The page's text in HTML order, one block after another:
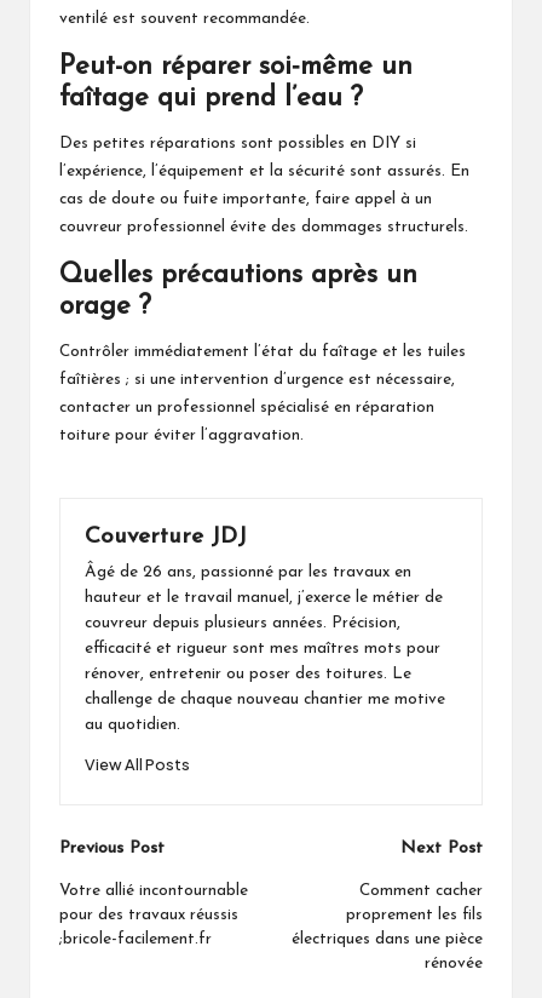
ventilé est souvent recommandée.
Peut-on réparer soi‑même un
faîtage qui prend l’eau ?
Des petites réparations sont possibles en DIY si
l’expérience, l’équipement et la sécurité sont assurés. En
cas de doute ou fuite importante, faire appel à un
couvreur professionnel évite des dommages structurels.
Quelles précautions après un
orage ?
Contrôler immédiatement l’état du faîtage et les tuiles
faîtières ; si une intervention d’urgence est nécessaire,
contacter un professionnel spécialisé en réparation
toiture pour éviter l’aggravation.
Couverture JDJ
Âgé de 26 ans, passionné par les travaux en
hauteur et le travail manuel, j’exerce le métier de
couvreur depuis plusieurs années. Précision,
efficacité et rigueur sont mes maîtres mots pour
rénover, entretenir ou poser des toitures. Le
challenge de chaque nouveau chantier me motive
au quotidien.
View All Posts
Post
navigation
Previous Post
Votre allié incontournable
pour des travaux réussis
;bricole-facilement.fr
Next Post
Comment cacher
proprement les fils
électriques dans une pièce
rénovée